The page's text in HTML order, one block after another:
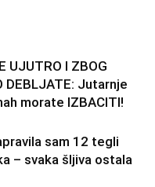
UJUTRO I ZBOG
DEBLJATE: Jutarnje
morate IZBACITI!
sam 12 tegli
– svaka šljiva ostala